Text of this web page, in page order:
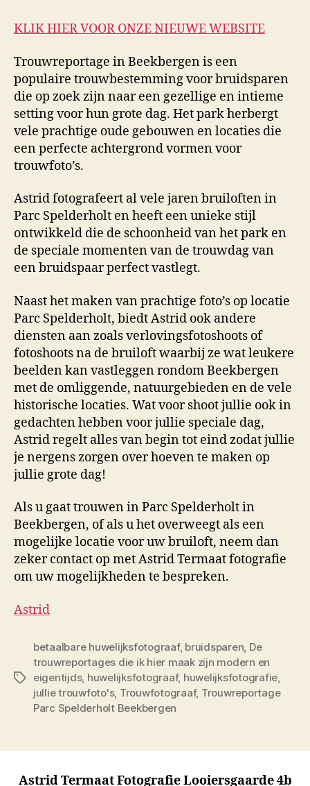
KLIK HIER VOOR ONZE NIEUWE WEBSITE
Trouwreportage in Beekbergen is een
populaire trouwbestemming voor bruidsparen
die op zoek zijn naar een gezellige en intieme
setting voor hun grote dag. Het park herbergt
vele prachtige oude gebouwen en locaties die
een perfecte achtergrond vormen voor
trouwfoto’s.
Astrid fotografeert al vele jaren bruiloften in
Parc Spelderholt en heeft een unieke stijl
ontwikkeld die de schoonheid van het park en
de speciale momenten van de trouwdag van
een bruidspaar perfect vastlegt.
Naast het maken van prachtige foto’s op locatie
Parc Spelderholt, biedt Astrid ook andere
diensten aan zoals verlovingsfotoshoots of
fotoshoots na de bruiloft waarbij ze wat leukere
beelden kan vastleggen rondom Beekbergen
met de omliggende, natuurgebieden en de vele
historische locaties. Wat voor shoot jullie ook in
gedachten hebben voor jullie speciale dag,
Astrid regelt alles van begin tot eind zodat jullie
je nergens zorgen over hoeven te maken op
jullie grote dag!
Als u gaat trouwen in Parc Spelderholt in
Beekbergen, of als u het overweegt als een
mogelijke locatie voor uw bruiloft, neem dan
zeker contact op met Astrid Termaat fotografie
om uw mogelijkheden te bespreken.
Astrid
Tags
betaalbare huwelijksfotograaf, bruidsparen, De
trouwreportages die ik hier maak zijn modern en
eigentijds, huwelijksfotograaf, huwelijksfotografie,
jullie trouwfoto's, Trouwfotograaf, Trouwreportage
Parc Spelderholt Beekbergen
Astrid Termaat Fotografie Looiersgaarde 4b